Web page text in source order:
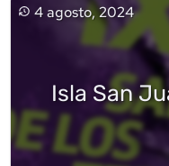
4 agosto, 2024
Isla San